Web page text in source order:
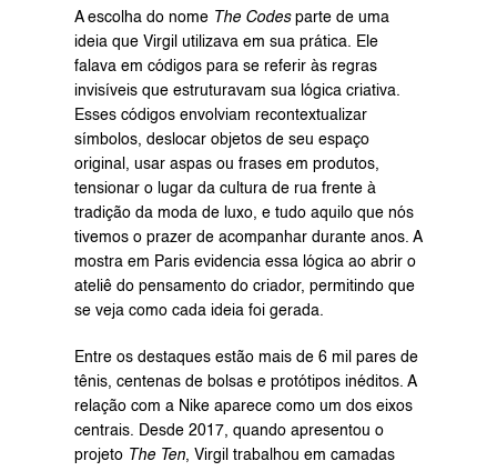
A escolha do nome The Codes parte de uma
ideia que Virgil utilizava em sua prática. Ele
falava em códigos para se referir às regras
invisíveis que estruturavam sua lógica criativa.
Esses códigos envolviam recontextualizar
símbolos, deslocar objetos de seu espaço
original, usar aspas ou frases em produtos,
tensionar o lugar da cultura de rua frente à
tradição da moda de luxo, e tudo aquilo que nós
tivemos o prazer de acompanhar durante anos. A
mostra em Paris evidencia essa lógica ao abrir o
ateliê do pensamento do criador, permitindo que
se veja como cada ideia foi gerada.
Entre os destaques estão mais de 6 mil pares de
tênis, centenas de bolsas e protótipos inéditos. A
relação com a Nike aparece como um dos eixos
centrais. Desde 2017, quando apresentou o
projeto The Ten, Virgil trabalhou em camadas